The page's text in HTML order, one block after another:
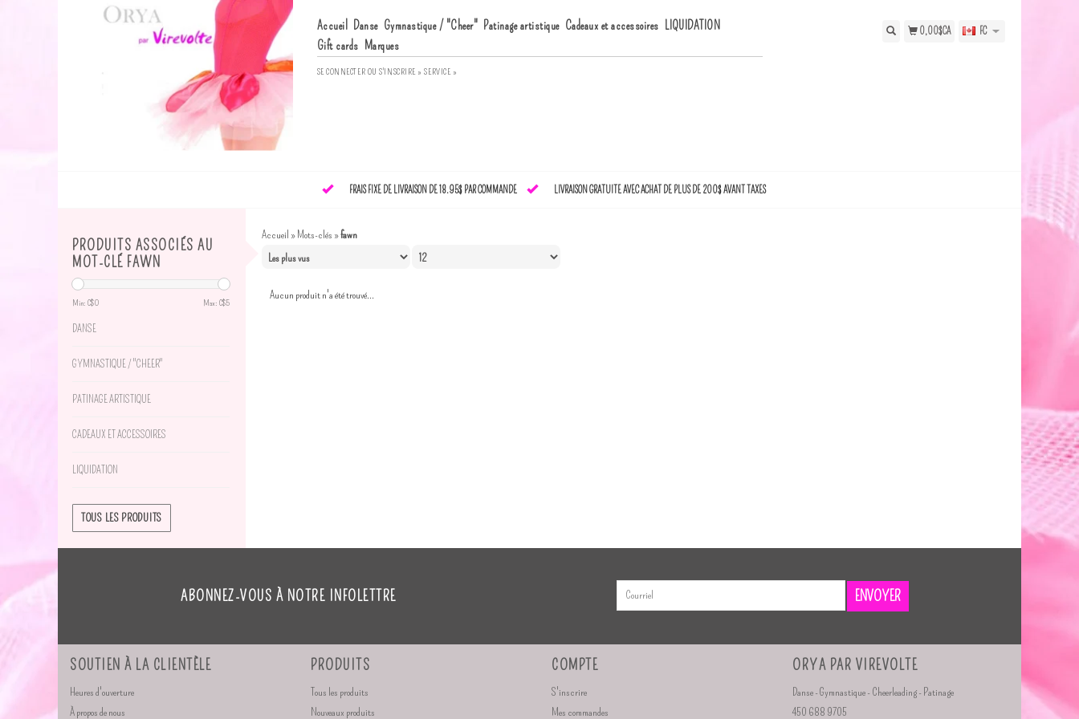
Accueil Danse Gymnastique / "Cheer" Patinage artistique Cadeaux et accessoires LIQUIDATION
Gift cards Marques
SE CONNECTER OUS'INSCRIRE » SERVICE »
0,00$CA FC
FRAIS FIXE DE LIVRAISON DE 18.95$ PAR COMMANDE LIVRAISON GRATUITE AVEC ACHAT DE PLUS DE 200$ AVANT TAXES
PRODUITS ASSOCIÉS AU
MOT-CLÉ FAWN
Min: C$0 Max: C$5
DANSE
GYMNASTIQUE / "CHEER"
PATINAGE ARTISTIQUE
CADEAUX ET ACCESSOIRES
LIQUIDATION
TOUS LES PRODUITS
Accueil »Mots-clés »fawn
Aucun produit n'a été trouvé...
ABONNEZ-VOUS À NOTRE INFOLETTRE ENVOYER
SOUTIEN À LA CLIENTÈLE
Heures d'ouverture
À propos de nous
PRODUITS
Tous les produits
Nouveaux produits
COMPTE
S'inscrire
Mes commandes
ORYA PAR VIREVOLTE
Danse - Gymnastique - Cheerleading - Patinage
450 688 9705